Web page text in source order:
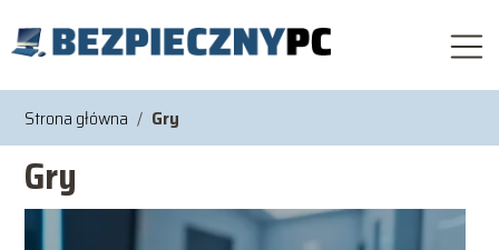
Strona główna / Gry
Gry